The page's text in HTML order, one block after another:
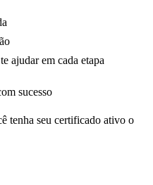
ajudar em cada etapa
sucesso
tenha seu certificado ativo o